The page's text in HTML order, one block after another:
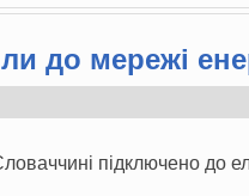
до мережі
підключено до